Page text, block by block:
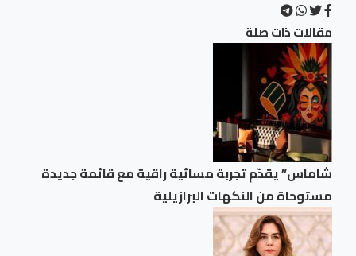
مقالات ذات صلة
شاماس” يقدّم تجربة مسائية راقية مع قائمة جديدة
مستوحاة من النكهات البرازيلية